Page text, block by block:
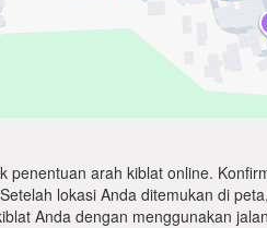
arah kiblat online.
lokasi Anda ditemukan di
Anda dengan menggunakan